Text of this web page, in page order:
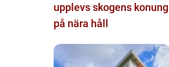
upplevs skogens konung
på nära håll